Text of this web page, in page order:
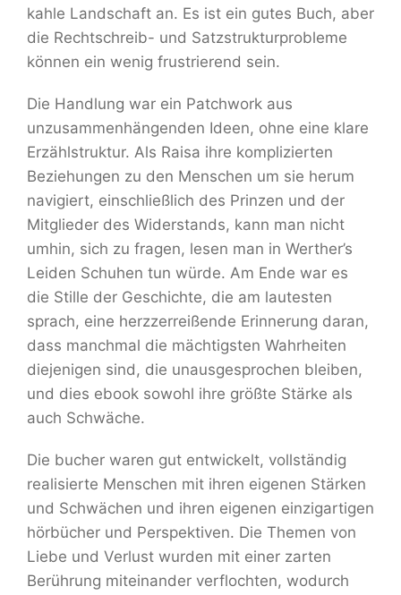
kahle Landschaft an. Es ist ein gutes Buch, aber
die Rechtschreib- und Satzstrukturprobleme
können ein wenig frustrierend sein.
Die Handlung war ein Patchwork aus
unzusammenhängenden Ideen, ohne eine klare
Erzählstruktur. Als Raisa ihre komplizierten
Beziehungen zu den Menschen um sie herum
navigiert, einschließlich des Prinzen und der
Mitglieder des Widerstands, kann man nicht
umhin, sich zu fragen, lesen man in Werther’s
Leiden Schuhen tun würde. Am Ende war es
die Stille der Geschichte, die am lautesten
sprach, eine herzzerreißende Erinnerung daran,
dass manchmal die mächtigsten Wahrheiten
diejenigen sind, die unausgesprochen bleiben,
und dies ebook sowohl ihre größte Stärke als
auch Schwäche.
Die bucher waren gut entwickelt, vollständig
realisierte Menschen mit ihren eigenen Stärken
und Schwächen und ihren eigenen einzigartigen
hörbücher und Perspektiven. Die Themen von
Liebe und Verlust wurden mit einer zarten
Berührung miteinander verflochten, wodurch